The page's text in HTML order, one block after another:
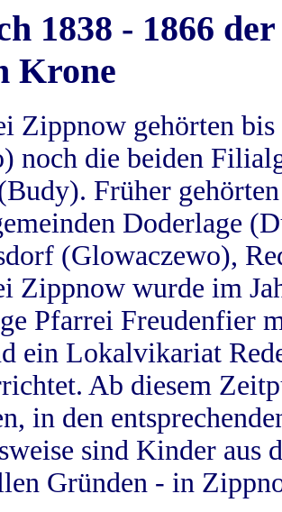
1838 - 1866
Krone
Zippnow gehörten
noch die beiden
Früher
Doderlage
(Glowaczewo),
Zippnow wurde im
Pfarrei Freudenfier
ein Lokalvikariat
Ab diesem
in den
sind Kinder aus
Gründen - in